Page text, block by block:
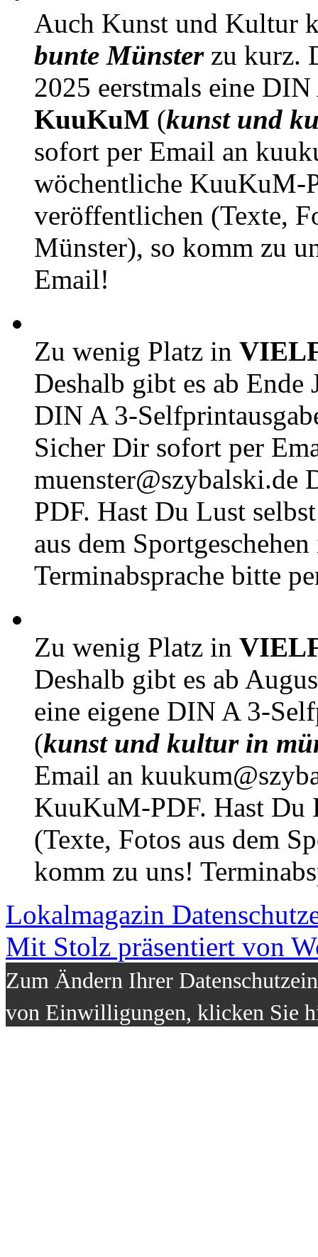
Auch Kunst und Kultur
bunte Münsterzu kurz.
2025 eerstmals eine
KuuKuM (kunst und
sofort per Email an
wöchentliche KuuKuM-
veröffentlichen (Texte,
Münster), so komm zu
Email!
Zu wenig Platz in
Deshalb gibt es ab Ende
DIN A 3-
Sicher Dir sofort per
muenster@szybalski.de
PDF. Hast Du Lust
aus dem
Terminabsprache bitte
Zu wenig Platz in
Deshalb gibt es ab
eine eigene DIN A 3-
(kunst und kultur in
Email an
KuuKuM-PDF. Hast Du
(Texte, Fotos aus dem
komm zu uns!
Lokalmagazin
Mit Stolz präsentiert von
Zum Ändern Ihrer
von Einwilligungen, klicken Sie